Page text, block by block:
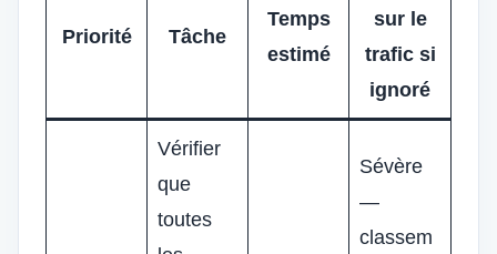
Priorité Tâche
Temps
estimé
sur le
trafic si
ignoré
Vérifier
que
toutes
Sévère
—
classem